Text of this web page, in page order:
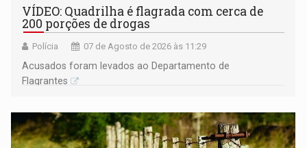
VÍDEO: Quadrilha é flagrada com cerca de
200 porções de drogas
Polícia 07 de Agosto de 2026 às 11:29
Acusados foram levados ao Departamento de
Flagrantes